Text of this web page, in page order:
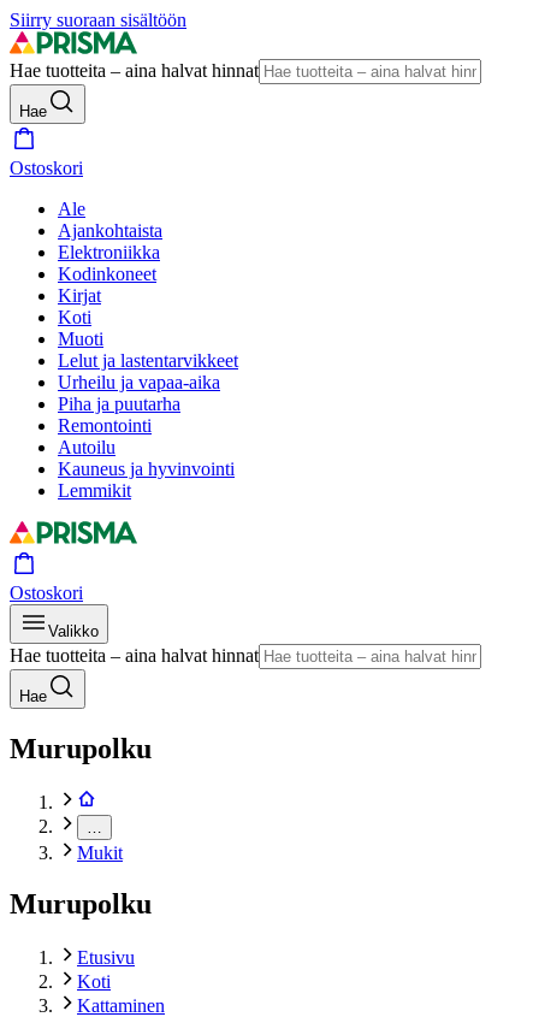
Siirry suoraan sisältöön
Hae tuotteita – aina halvat hinnat
Hae
Ostoskori
Ale
Ajankohtaista
Elektroniikka
Kodinkoneet
Kirjat
Koti
Muoti
Lelut ja lastentarvikkeet
Urheilu ja vapaa-aika
Piha ja puutarha
Remontointi
Autoilu
Kauneus ja hyvinvointi
Lemmikit
Ostoskori
Valikko
Hae tuotteita – aina halvat hinnat
Hae
Murupolku
Mukit
Murupolku
Etusivu
Koti
Kattaminen